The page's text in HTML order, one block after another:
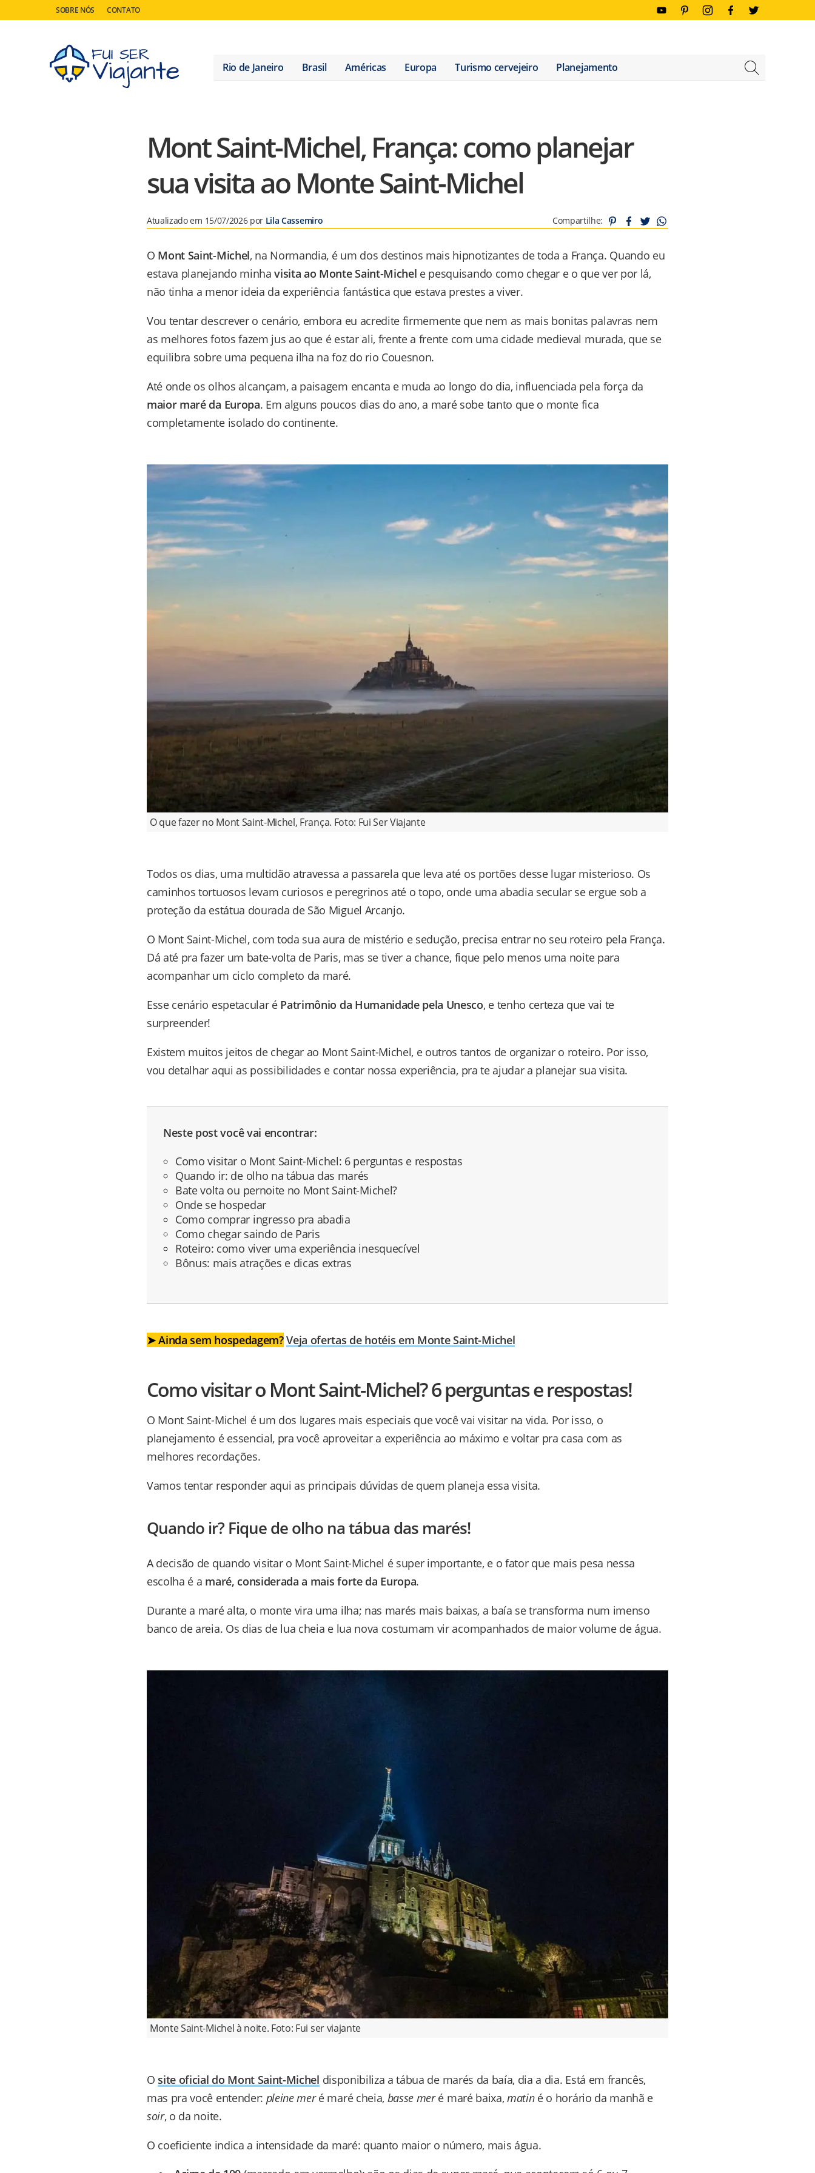
SOBRE NÓS CONTATO
Rio de Janeiro Brasil Américas Europa Turismo cervejeiro Planejamento
Mont Saint-Michel, França: como planejar
sua visita ao Monte Saint-Michel
Atualizado em 15/07/2026 por Lila Cassemiro Compartilhe:
O Mont Saint-Michel, na Normandia, é um dos destinos mais hipnotizantes de toda a França. Quando eu
estava planejando minhavisita ao Monte Saint-Michel e pesquisando como chegar e o que ver por lá,
não tinha a menor ideia da experiência fantástica que estava prestes a viver.
Vou tentar descrever o cenário, embora eu acredite firmemente que nem as mais bonitas palavras nem
as melhores fotos fazem jus ao que é estar ali, frente a frente com uma cidade medieval murada, que se
equilibra sobre uma pequena ilha na foz do rio Couesnon.
Até onde os olhos alcançam, a paisagem encanta e muda ao longo do dia, influenciada pela força da
maior maré da Europa. Em alguns poucos dias do ano, a maré sobe tanto que o monte fica
completamente isolado do continente.
O que fazer no Mont Saint-Michel, França. Foto: Fui Ser Viajante
Todos os dias, uma multidão atravessa a passarela que leva até os portões desse lugar misterioso. Os
caminhos tortuosos levam curiosos e peregrinos até o topo, onde uma abadia secular se ergue sob a
proteção da estátua dourada de São Miguel Arcanjo.
O Mont Saint-Michel, com toda sua aura de mistério e sedução, precisa entrar no seu roteiro pela França.
Dá até pra fazer um bate-volta de Paris, mas se tiver a chance, fique pelo menos uma noite para
acompanhar um ciclo completo da maré.
Esse cenário espetacular é Patrimônio da Humanidade pela Unesco, e tenho certeza que vai te
surpreender!
Existem muitos jeitos de chegar ao Mont Saint-Michel, e outros tantos de organizar o roteiro. Por isso,
vou detalhar aqui as possibilidades e contar nossa experiência, pra te ajudar a planejar sua visita.
Neste post você vai encontrar:
Como visitar o Mont Saint-Michel: 6 perguntas e respostas
Quando ir: de olho na tábua das marés
Bate volta ou pernoite no Mont Saint-Michel?
Onde se hospedar
Como comprar ingresso pra abadia
Como chegar saindo de Paris
Roteiro: como viver uma experiência inesquecível
Bônus: mais atrações e dicas extras
➤ Ainda sem hospedagem?Veja ofertas de hotéis em Monte Saint-Michel
Como visitar o Mont Saint-Michel? 6 perguntas e respostas!
O Mont Saint-Michel é um dos lugares mais especiais que você vai visitar na vida. Por isso, o
planejamento é essencial, pra você aproveitar a experiência ao máximo e voltar pra casa com as
melhores recordações.
Vamos tentar responder aqui as principais dúvidas de quem planeja essa visita.
Quando ir? Fique de olho na tábua das marés!
A decisão de quando visitar o Mont Saint-Michel é super importante, e o fator que mais pesa nessa
escolha é a maré, considerada a mais forte da Europa.
Durante a maré alta, o monte vira uma ilha; nas marés mais baixas, a baía se transforma num imenso
banco de areia. Os dias de lua cheia e lua nova costumam vir acompanhados de maior volume de água.
Monte Saint-Michel à noite. Foto: Fui ser viajante
Osite oficial do Mont Saint-Michel disponibiliza a tábua de marés da baía, dia a dia. Está em francês,
mas pra você entender: pleine meré maré cheia, basse meré maré baixa, matiné o horário da manhã e
soir, o da noite.
O coeficiente indica a intensidade da maré: quanto maior o número, mais água.